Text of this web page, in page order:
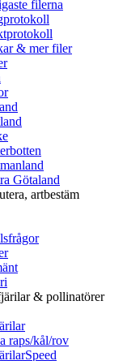
filerna
& mer filer
Götaland
artbestäm
& pollinatörer
raps/kål/rov